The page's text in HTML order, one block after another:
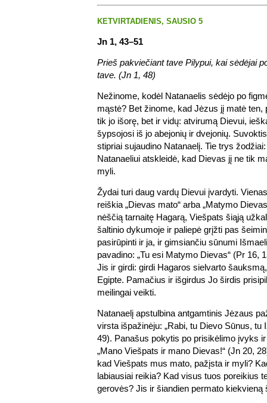
KETVIRTADIENIS, SAUSIO 5
Jn 1, 43–51
Prieš pakviečiant tave Pilypui, kai sėdėjai
tave. (Jn 1, 48)
Nežinome, kodėl Natanaelis sėdėjo po
mąstė? Bet žinome, kad Jėzus jį matė ten,
tik jo išorę, bet ir vidų: atvirumą Dievui,
šypsojosi iš jo abejonių ir dvejonių.
stipriai sujaudino Natanaelį. Tie trys
Natanaeliui atskleidė, kad Dievas jį ne tik
myli.
Žydai turi daug vardų Dievui įvardyti.
reiškia „Dievas mato“ arba „Matymo
nėščią tarnaitę Hagarą, Viešpats šiąją
šaltinio dykumoje ir paliepė grįžti pas
pasirūpinti ir ja, ir gimsiančiu sūnumi
pavadino: „Tu esi Matymo Dievas“ (Pr 16,
Jis ir girdi: girdi Hagaros sielvarto
Egipte. Pamačius ir išgirdus Jo širdis
meilingai veikti.
Natanaelį apstulbina antgamtinis Jėzaus
virsta išpažinėju: „Rabi, tu Dievo Sūnus, tu
49). Panašus pokytis po prisikėlimo įvyks
„Mano Viešpats ir mano Dievas!“ (Jn 20,
kad Viešpats mus mato, pažįsta ir myli?
labiausiai reikia? Kad visus tuos poreikius
gerovės? Jis ir šiandien permato kiekvieną